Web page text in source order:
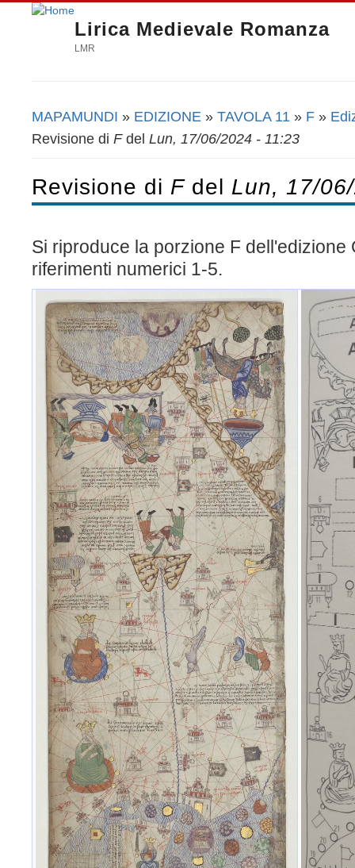
Lirica Medievale Romanza
LMR
Tu sei qui
MAPAMUNDI » EDIZIONE » TAVOLA 11 » F »
Revisione di Fdel Lun, 17/06/2024 - 11:23
Revisione di Fdel Lun, 17/
Si riproduce la porzione F
riferimenti numerici 1-5.